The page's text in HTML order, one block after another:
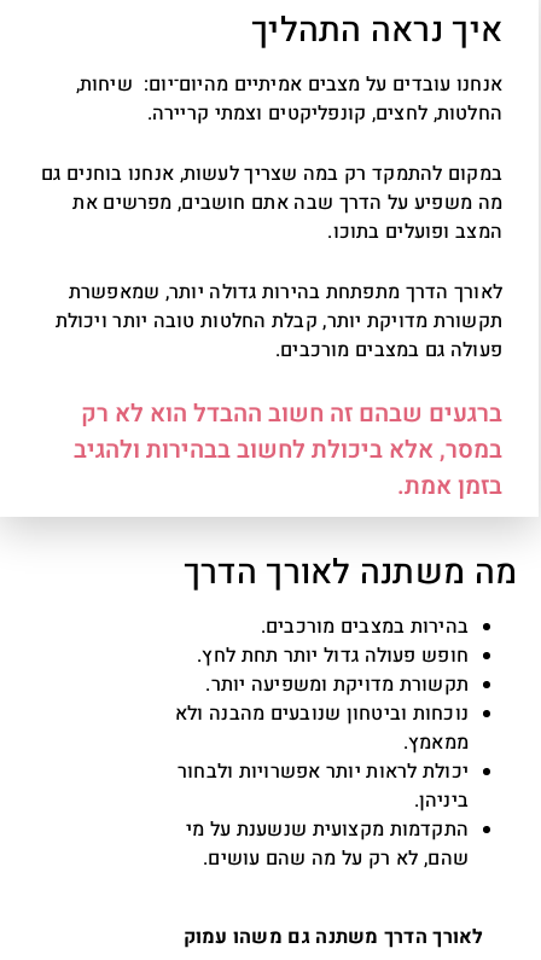
איך נראה התהליך
אנחנו עובדים על מצבים אמיתיים מהיום־יום: שיחות,
החלטות, לחצים, קונפליקטים וצמתי קריירה.
במקום להתמקד רק במה שצריך לעשות, אנחנו בוחנים גם
מה משפיע על הדרך שבה אתם חושבים, מפרשים את
המצב ופועלים בתוכו.
לאורך הדרך מתפתחת בהירות גדולה יותר, שמאפשרת
תקשורת מדויקת יותר, קבלת החלטות טובה יותר ויכולת
פעולה גם במצבים מורכבים.
ברגעים שבהם זה חשוב ההבדל הוא לא רק
במסר, אלא ביכולת לחשוב בבהירות ולהגיב
בזמן אמת.
מה משתנה לאורך הדרך
בהירות במצבים מורכבים.
חופש פעולה גדול יותר תחת לחץ.
תקשורת מדויקת ומשפיעה יותר.
נוכחות וביטחון שנובעים מהבנה ולא
ממאמץ.
יכולת לראות יותר אפשרויות ולבחור
ביניהן.
התקדמות מקצועית שנשענת על מי
שהם, לא רק על מה שהם עושים.
לאורך הדרך משתנה גם משהו עמוק